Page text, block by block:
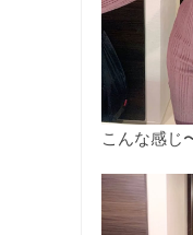
こんな感じ